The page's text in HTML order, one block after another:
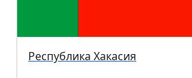
Республика Хакасия